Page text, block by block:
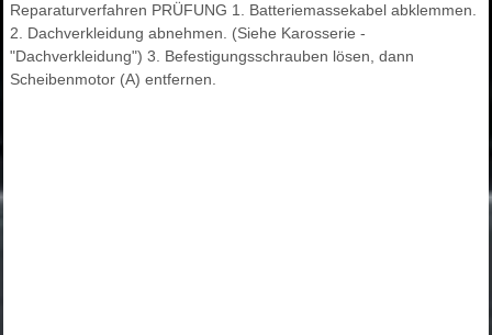
Reparaturverfahren PRÜFUNG 1. Batteriemassekabel abklemmen.
2. Dachverkleidung abnehmen. (Siehe Karosserie -
"Dachverkleidung") 3. Befestigungsschrauben lösen, dann
Scheibenmotor (A) entfernen.